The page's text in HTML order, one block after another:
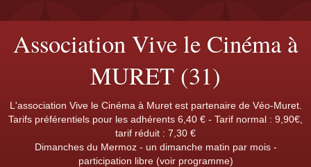
Association Vive le Cinéma à
MURET (31)
L'association Vive le Cinéma à Muret est partenaire de Véo-Muret.
Tarifs préférentiels pour les adhérents 6,40 € - Tarif normal : 9,90€,
tarif réduit : 7,30 €
Dimanches du Mermoz - un dimanche matin par mois -
participation libre (voir programme)